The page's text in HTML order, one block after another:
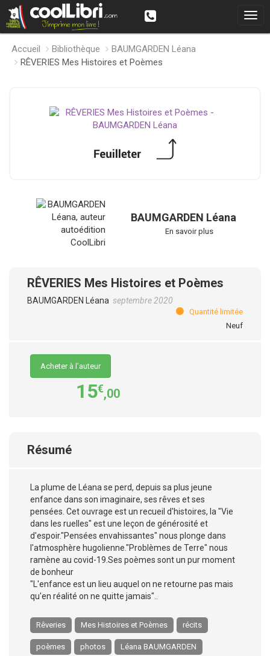
Accueil Bibliothèque
BAUMGARDEN Léana
RÊVERIES Mes Histoires et Poèmes
BAUMGARDEN Léana
En savoir plus
RÊVERIES Mes Histoires et Poèmes
BAUMGARDEN Léana septembre 2020
Quantité limitée
Neuf
Acheter à l’auteur
15€,00
Résumé
La plume de Léana se perd, depuis sa plus jeune
enfance dans son imaginaire, ses rêves et ses
pensées. Cet ouvrage est un recueil d'histoires, la "Vie
dans les ruelles" est une leçon de générosité et
d'espoir."Pensées envahissantes" nous plonge dans
l'atmosphère hugolienne."Problèmes de Terre" nous
ramène au covid-19.Ses poèmes sont un pur moment
de bonheur
"L'enfance est un lieu auquel on ne retourne pas mais
qu'en réalité on ne quitte jamais"..
Rêveries Mes Histoires et Poèmes récits
poèmes photos Léana BAUMGARDEN